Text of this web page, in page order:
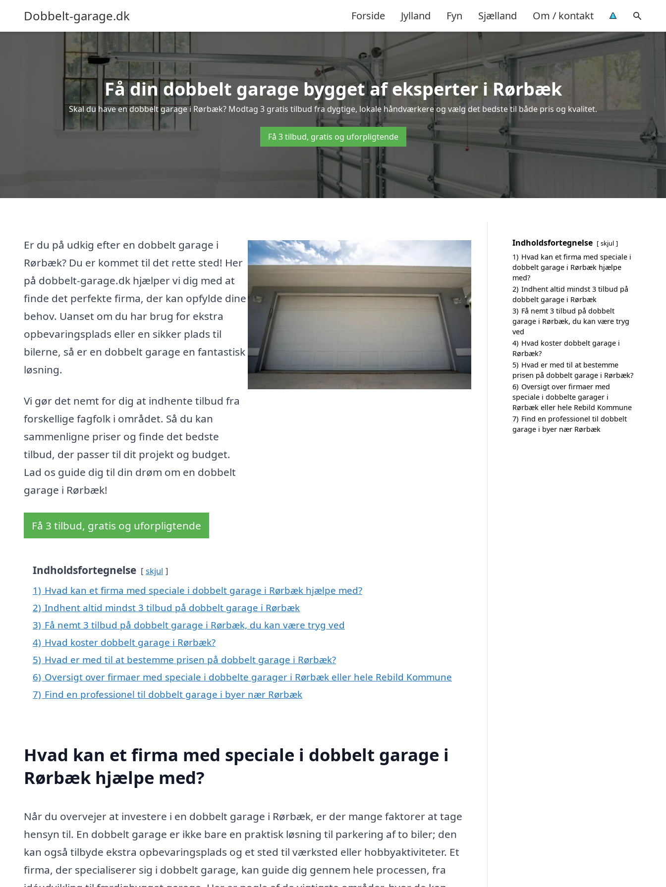
Dobbelt-garage.dk Forside Jylland Fyn Sjælland Om / kontakt
Få din dobbelt garage bygget af eksperter i Rørbæk
Skal du have en dobbelt garage i Rørbæk? Modtag 3 gratis tilbud fra dygtige, lokale håndværkere og vælg det bedste til både pris og kvalitet.
Få 3 tilbud, gratis og uforpligtende
Er du på udkig efter en dobbelt garage i
Rørbæk? Du er kommet til det rette sted! Her
på dobbelt-garage.dk hjælper vi dig med at
finde det perfekte firma, der kan opfylde dine
behov. Uanset om du har brug for ekstra
opbevaringsplads eller en sikker plads til
bilerne, så er en dobbelt garage en fantastisk
løsning.
Vi gør det nemt for dig at indhente tilbud fra
forskellige fagfolk i området. Så du kan
sammenligne priser og finde det bedste
tilbud, der passer til dit projekt og budget.
Lad os guide dig til din drøm om en dobbelt
garage i Rørbæk!
Få 3 tilbud, gratis og uforpligtende
Indholdsfortegnelse skjul
1) Hvad kan et firma med speciale i dobbelt garage i Rørbæk hjælpe med?
2) Indhent altid mindst 3 tilbud på dobbelt garage i Rørbæk
3) Få nemt 3 tilbud på dobbelt garage i Rørbæk, du kan være tryg ved
4) Hvad koster dobbelt garage i Rørbæk?
5) Hvad er med til at bestemme prisen på dobbelt garage i Rørbæk?
6) Oversigt over firmaer med speciale i dobbelte garager i Rørbæk eller hele Rebild Kommune
7) Find en professionel til dobbelt garage i byer nær Rørbæk
Hvad kan et firma med speciale i dobbelt garage i
Rørbæk hjælpe med?
Når du overvejer at investere i en dobbelt garage i Rørbæk, er der mange faktorer at tage
hensyn til. En dobbelt garage er ikke bare en praktisk løsning til parkering af to biler; den
kan også tilbyde ekstra opbevaringsplads og et sted til værksted eller hobbyaktiviteter. Et
firma, der specialiserer sig i dobbelt garage, kan guide dig gennem hele processen, fra
Indholdsfortegnelse skjul
1) Hvad kan et firma med speciale i
dobbelt garage i Rørbæk hjælpe
med?
2) Indhent altid mindst 3 tilbud på
dobbelt garage i Rørbæk
3) Få nemt 3 tilbud på dobbelt
garage i Rørbæk, du kan være tryg
ved
4) Hvad koster dobbelt garage i
Rørbæk?
5) Hvad er med til at bestemme
prisen på dobbelt garage i Rørbæk?
6) Oversigt over firmaer med
speciale i dobbelte garager i
Rørbæk eller hele Rebild Kommune
7) Find en professionel til dobbelt
garage i byer nær Rørbæk